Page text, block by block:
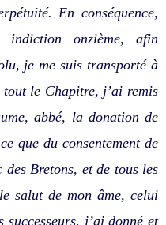
En conséquence,
indiction onzième, afin
je me suis transporté à
le Chapitre, j’ai remis
abbé, la donation de
que du consentement de
Bretons, et de tous les
salut de mon âme, celui
successeurs, j’ai donné et